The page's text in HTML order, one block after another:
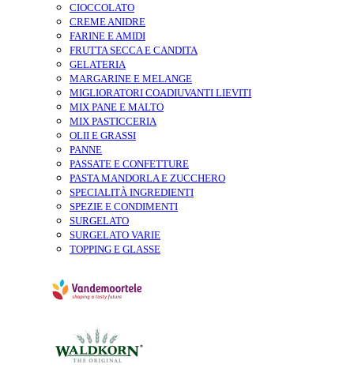
CIOCCOLATO
CREME ANIDRE
FARINE E AMIDI
FRUTTA SECCA E CANDITA
GELATERIA
MARGARINE E MELANGE
MIGLIORATORI COADIUVANTI LIEVITI
MIX PANE E MALTO
MIX PASTICCERIA
OLII E GRASSI
PANNE
PASSATE E CONFETTURE
PASTA MANDORLA E ZUCCHERO
SPECIALITÀ INGREDIENTI
SPEZIE E CONDIMENTI
SURGELATO
SURGELATO VARIE
TOPPING E GLASSE